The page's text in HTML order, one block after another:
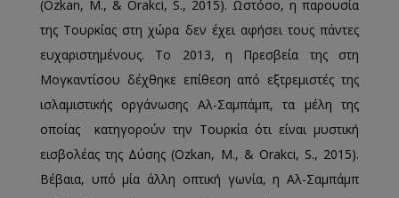
(Ozkan, M., & Orakci, S., 2015). Ωστόσο, η παρουσία
της Τουρκίας στη χώρα δεν έχει αφήσει τους πάντες
ευχαριστημένους. Το 2013, η Πρεσβεία της στη
Μογκαντίσου δέχθηκε επίθεση από εξτρεμιστές της
ισλαμιστικής οργάνωσης Αλ-Σαμπάμπ, τα μέλη της
οποίας κατηγορούν την Τουρκία ότι είναι μυστική
εισβολέας της Δύσης (Ozkan, M., & Orakci, S., 2015).
Βέβαια, υπό μία άλλη οπτική γωνία, η Αλ-Σαμπάμπ